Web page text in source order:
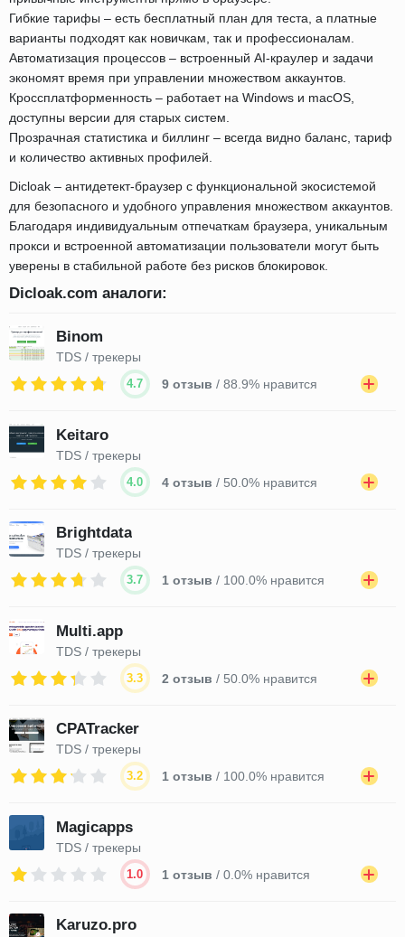
Гибкие тарифы – есть бесплатный план для теста, а платные
варианты подходят как новичкам, так и профессионалам.
Автоматизация процессов – встроенный AI-краулер и задачи
экономят время при управлении множеством аккаунтов.
Кроссплатформенность – работает на Windows и macOS,
доступны версии для старых систем.
Прозрачная статистика и биллинг – всегда видно баланс, тариф
и количество активных профилей.
Dicloak – антидетект-браузер с функциональной экосистемой
для безопасного и удобного управления множеством аккаунтов.
Благодаря индивидуальным отпечаткам браузера, уникальным
прокси и встроенной автоматизации пользователи могут быть
уверены в стабильной работе без рисков блокировок.
Dicloak.com аналоги:
Binom
TDS / трекеры
4.7 9 отзыв / 88.9% нравится
Keitaro
TDS / трекеры
4.0 4 отзыв / 50.0% нравится
Brightdata
TDS / трекеры
3.7 1 отзыв / 100.0% нравится
Multi.app
TDS / трекеры
3.3 2 отзыв / 50.0% нравится
CPATracker
TDS / трекеры
3.2 1 отзыв / 100.0% нравится
Magicapps
TDS / трекеры
1.0 1 отзыв / 0.0% нравится
Karuzo.pro